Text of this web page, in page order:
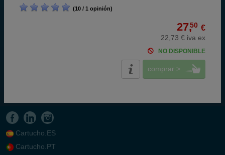
(10 / 1 opinión)
27,50 €
22,73 € iva ex
NO DISPONIBLE
comprar >
Cartucho.ES
Cartucho.PT